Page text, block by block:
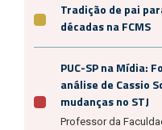
Tradição de pai
décadas na FCMS
PUC-SP na Mídia:
análise de Cassio
mudanças no STJ
Professor da